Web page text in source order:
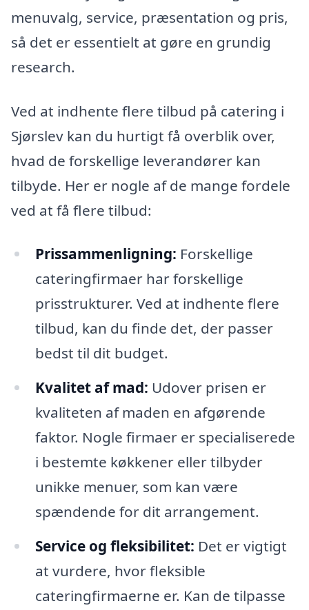
menuvalg, service, præsentation og pris,
så det er essentielt at gøre en grundig
research.
Ved at indhente flere tilbud på catering i
Sjørslev kan du hurtigt få overblik over,
hvad de forskellige leverandører kan
tilbyde. Her er nogle af de mange fordele
ved at få flere tilbud:
Prissammenligning: Forskellige
cateringfirmaer har forskellige
prisstrukturer. Ved at indhente flere
tilbud, kan du finde det, der passer
bedst til dit budget.
Kvalitet af mad: Udover prisen er
kvaliteten af maden en afgørende
faktor. Nogle firmaer er specialiserede
i bestemte køkkener eller tilbyder
unikke menuer, som kan være
spændende for dit arrangement.
Service og fleksibilitet: Det er vigtigt
at vurdere, hvor fleksible
cateringfirmaerne er. Kan de tilpasse